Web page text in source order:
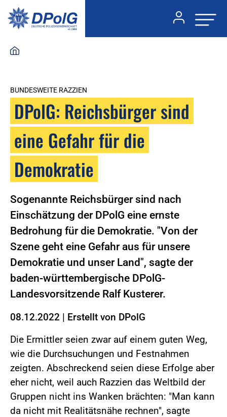
BUNDESWEITE RAZZIEN
DPolG: Reichsbürger sind
eine Gefahr für die
Demokratie
Sogenannte Reichsbürger sind nach
Einschätzung der DPolG eine ernste
Bedrohung für die Demokratie. "Von der
Szene geht eine Gefahr aus für unsere
Demokratie und unser Land", sagte der
baden-württembergische DPolG-
Landesvorsitzende Ralf Kusterer.
08.12.2022 | Erstellt von DPolG
Die Ermittler seien zwar auf einem guten Weg,
wie die Durchsuchungen und Festnahmen
zeigten. Abschreckend seien diese Erfolge aber
eher nicht, weil auch Razzien das Weltbild der
Gruppen nicht ins Wanken brächten: "Man kann
da nicht mit Realitätsnähe rechnen", sagte